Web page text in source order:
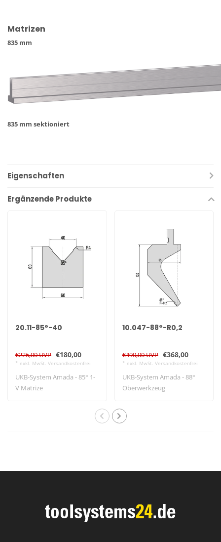
Matrizen
835 mm
835 mm sektioniert
Eigenschaften
Ergänzende Produkte
20.11-85°-40
€226,00 UVP €180,00
* exkl. MwSt. Versandkostenfrei
UKB-System Amada - 85° 1-
V Matrize
10.047-88°-R0,2
€490,00 UVP €368,00
* exkl. MwSt. Versandkostenfrei
UKB-System Amada - 88°
Oberwerkzeug